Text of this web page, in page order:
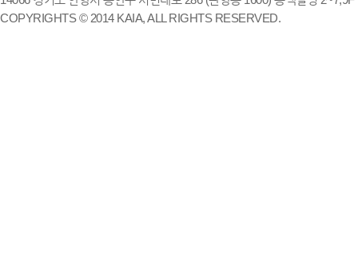
COPYRIGHTS © 2014 KAIA, ALL RIGHTS RESERVED.